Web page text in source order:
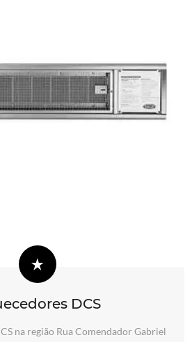
DCS
na região Rua Comendador Gabriel